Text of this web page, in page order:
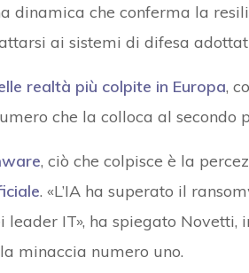
dinamica che conferma la
ai sistemi di difesa
realtà più colpite in Europa,
che la colloca al secondo
, ciò che colpisce è la
. «L’IA ha superato il
leader IT», ha spiegato
minaccia numero uno.